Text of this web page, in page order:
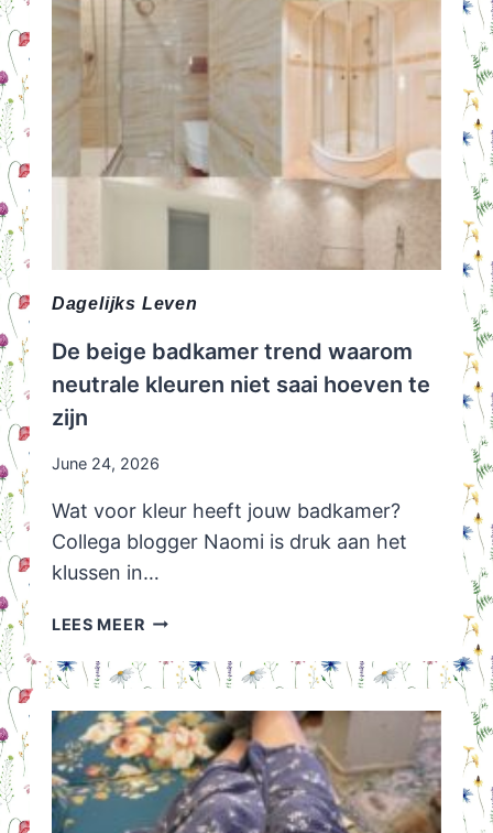
Dagelijks Leven
De beige badkamer trend waarom
neutrale kleuren niet saai hoeven te
zijn
June 24, 2026
Wat voor kleur heeft jouw badkamer?
Collega blogger Naomi is druk aan het
klussen in…
LEES MEERDE
BADKAMER
WAAROM
NEUTRALE
KLEUREN
NIET
SAAI